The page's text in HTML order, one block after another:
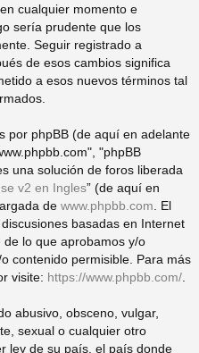
cualquier momento e
sería prudente que los
Seguir registrado a
de esos cambios significa
a esos nuevos términos tal
por phpBB (de aquí en adelante
"phpBB
una solución de foros liberada
v2 en Ingles” (de aquí en
de www.phpbb.com . El
basadas en Internet
de lo que aprobamos y/o
contenido permisible. Para más
visite: https://www.phpbb.com/
abusivo, obsceno, vulgar,
sexual o cualquier otro
ley de su país, el país donde